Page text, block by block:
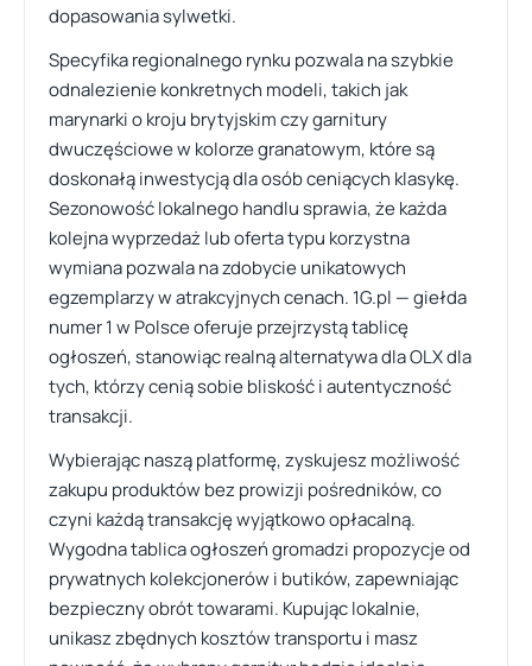
dopasowania sylwetki.
Specyfika regionalnego rynku pozwala na szybkie
odnalezienie konkretnych modeli, takich jak
marynarki o kroju brytyjskim czy garnitury
dwuczęściowe w kolorze granatowym, które są
doskonałą inwestycją dla osób ceniących klasykę.
Sezonowość lokalnego handlu sprawia, że każda
kolejna wyprzedaż lub oferta typu korzystna
wymiana pozwala na zdobycie unikatowych
egzemplarzy w atrakcyjnych cenach. 1G.pl — giełda
numer 1 w Polsce oferuje przejrzystą tablicę
ogłoszeń, stanowiąc realną alternatywa dla OLX dla
tych, którzy cenią sobie bliskość i autentyczność
transakcji.
Wybierając naszą platformę, zyskujesz możliwość
zakupu produktów bez prowizji pośredników, co
czyni każdą transakcję wyjątkowo opłacalną.
Wygodna tablica ogłoszeń gromadzi propozycje od
prywatnych kolekcjonerów i butików, zapewniając
bezpieczny obrót towarami. Kupując lokalnie,
unikasz zbędnych kosztów transportu i masz